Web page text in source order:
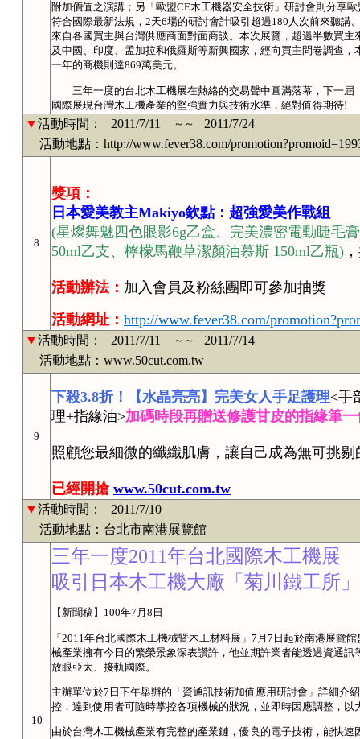
附加價值之演講；另「歐盟CE木工機器安全技術」研討會則分享
符合國際最新法規，2天6場的研討會計吸引超過180人次前來聽講
來自各國買主與台灣供應商面對面商談。本次展覽，超過半數買
及中國、印度、孟加拉和俄羅斯等新興國家，經向買主問卷調查
一年的商機則達869萬美元。
三年一度的台北木工機展在熱絡的交易聲中圓滿落幕，下一屆
國際展現台灣木工機產業的堅強實力與技術水準，絕對值得期待!
▼活動時間： 2011/7/11 ～～
2011/7/24
活動地點：http://www.fever38.com/
8
獎項：
日本愛美教主Makiyo欽點：超強愛美作戰組
(星燦舞魅四色眼影6g乙盒、完美濃密電動睫毛
50ml乙支、檸檬馬鞭草潔顏油慕斯 150ml乙瓶)
活動辦法： 加入會員及粉絲團即可參加抽獎
活動網址： http://www.fever38.com/
▼活動時間： 2011/7/11 ～～
2011/7/14
活動地點：www.50cut.com.tw
9
下殺3.8折！【水晶亮亮】完美女人​手足護理<手
理+​指緣油>加碼時段再贈送修護甘皮的指緣筆
照顧您最​細微的纖纖肌膚，讓自己成為無可挑剔
已經開搶 www.50cut.com.tw
▼活動時間：
2011/7/10
活動地點：台北市南港展覽館
10
三年一度2011年台北國際木工機展
吸引日本木工機大廠「菊川鐵工所
【新聞稿】100年7月8日
「2011年台北國際木工機械暨木工材料展」7月7日起於南港展覽
械產業擁有今日的繁榮景象深表讚許，他並期許業者能透過資通
放眼亞太、接軌國際。
主辦單位於7日下午舉辦的「資通訊技術加值應用研討會」詳細介
控，達到使用者可隨時掌控各項機械的狀況，並即時因應調整，
由於台灣木工機械產業有完整的產業鏈，優良的電子技術，能快